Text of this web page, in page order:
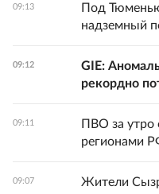
09:13
Под
надземный
09:12
GIE:
рекордно
09:11
ПВО за утро
регионами
09:07
Жители